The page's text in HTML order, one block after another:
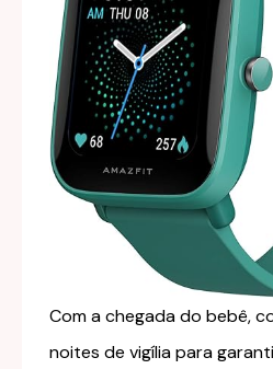
Com a chegada do bebê,
noites de vigília para